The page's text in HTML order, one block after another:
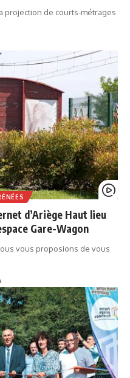
projection de courts-métrages
d’Ariège Haut lieu
Gare-Wagon
vous proposions de vous